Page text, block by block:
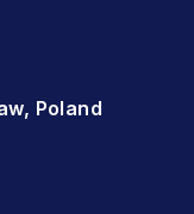
Poland